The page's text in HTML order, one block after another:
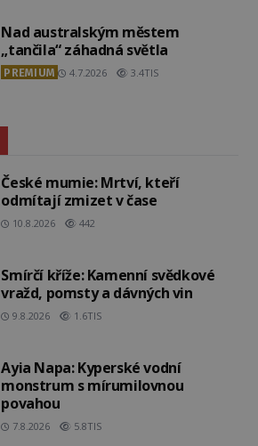
Nad australským městem
„tančila“ záhadná světla
PREMIUM 4.7.2026 3.4TIS
České mumie: Mrtví, kteří
odmítají zmizet v čase
10.8.2026 442
Smírčí kříže: Kamenní svědkové
vražd, pomsty a dávných vin
9.8.2026 1.6TIS
Ayia Napa: Kyperské vodní
monstrum s mírumilovnou
povahou
7.8.2026 5.8TIS